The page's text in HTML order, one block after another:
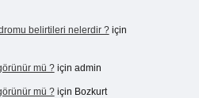
belirtileri nelerdir ?için
mü ?için admin
mü ?için Bozkurt